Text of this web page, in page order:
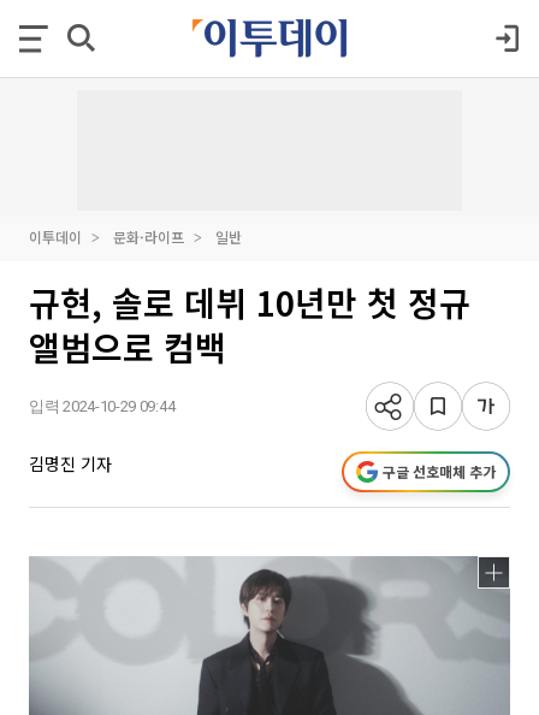
이투데이 문화·라이프 일반
규현, 솔로 데뷔 10년만 첫 정규
앨범으로 컴백
입력 2024-10-29 09:44
김명진 기자 구글 선호매체 추가